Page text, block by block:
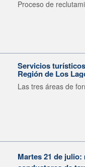
Proceso de
Servicios
Región de Los
Las tres áreas de
Martes 21 de